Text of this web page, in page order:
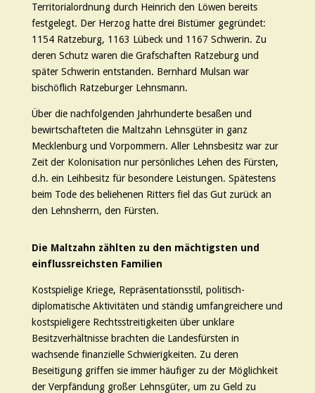
Territorialordnung durch Heinrich den Löwen bereits
festgelegt. Der Herzog hatte drei Bistümer gegründet:
1154 Ratzeburg, 1163 Lübeck und 1167 Schwerin. Zu
deren Schutz waren die Grafschaften Ratzeburg und
später Schwerin entstanden. Bernhard Mulsan war
bischöflich Ratzeburger Lehnsmann.
Über die nachfolgenden Jahrhunderte besaßen und
bewirtschafteten die Maltzahn Lehnsgüter in ganz
Mecklenburg und Vorpommern. Aller Lehnsbesitz war zur
Zeit der Kolonisation nur persönliches Lehen des Fürsten,
d.h. ein Leihbesitz für besondere Leistungen. Spätestens
beim Tode des beliehenen Ritters fiel das Gut zurück an
den Lehnsherrn, den Fürsten.
Die Maltzahn zählten zu den mächtigsten und
einflussreichsten Familien
Kostspielige Kriege, Repräsentationsstil, politisch-
diplomatische Aktivitäten und ständig umfangreichere und
kostspieligere Rechtsstreitigkeiten über unklare
Besitzverhältnisse brachten die Landesfürsten in
wachsende finanzielle Schwierigkeiten. Zu deren
Beseitigung griffen sie immer häufiger zu der Möglichkeit
der Verpfändung großer Lehnsgüter, um zu Geld zu